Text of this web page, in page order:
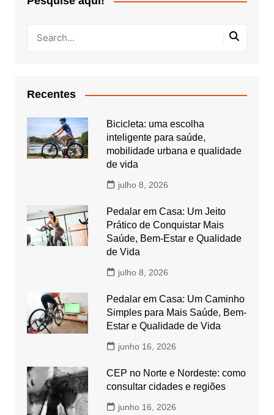
Recentes
Bicicleta: uma escolha
inteligente para saúde,
mobilidade urbana e qualidade
de vida
julho 8, 2026
Pedalar em Casa: Um Jeito
Prático de Conquistar Mais
Saúde, Bem-Estar e Qualidade
de Vida
julho 8, 2026
Pedalar em Casa: Um Caminho
Simples para Mais Saúde, Bem-
Estar e Qualidade de Vida
junho 16, 2026
CEP no Norte e Nordeste: como
consultar cidades e regiões
junho 16, 2026